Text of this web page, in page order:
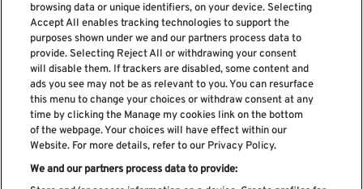
Subscreve a nossa newsletter
Li e aceito os Política de privacidade
browsing data or unique identifiers, on your device. Selecting
Accept All enables tracking technologies to support the
purposes shown under we and our partners process data to
provide. Selecting Reject All or withdrawing your consent
will disable them. If trackers are disabled, some content and
ads you see may not be as relevant to you. You can resurface
this menu to change your choices or withdraw consent at any
time by clicking the Manage my cookies link on the bottom
of the webpage. Your choices will have effect within our
Website. For more details, refer to our Privacy Policy.
We and our partners process data to provide: